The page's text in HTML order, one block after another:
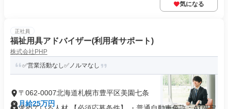
気になる
正社員
福祉用具アドバイザー(利用者サポート)
株式会社PHP
✅営業活動なし✅ノルマなし
〒062-0007北海道札幌市豊平区美園七条
月給25万円